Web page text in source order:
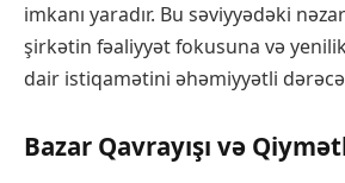
imkanı yaradır. Bu səviyyədəki
şirkətin fəaliyyət fokusuna və
dair istiqamətini əhəmiyyətli
Bazar Qavrayışı və